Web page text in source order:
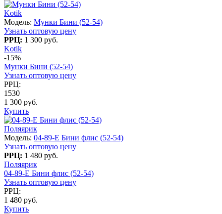
Kotik
Модель: Мунки Бини (52-54)
Узнать оптовую цену
РРЦ: 1 300 руб.
Kotik
-15%
Мунки Бини (52-54)
Узнать оптовую цену
РРЦ:
1530
1 300 руб.
Купить
Поляярик
Модель: 04-89-E Бини флис (52-54)
Узнать оптовую цену
РРЦ: 1 480 руб.
Поляярик
04-89-E Бини флис (52-54)
Узнать оптовую цену
РРЦ:
1 480 руб.
Купить